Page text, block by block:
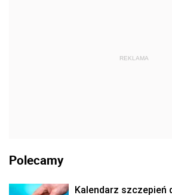
REKLAMA
Polecamy
Kalendarz szczepień